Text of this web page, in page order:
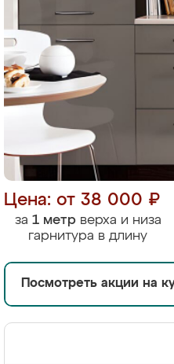
Цена: от 38 000 ₽
за 1 метрверха и низа
гарнитура в длину
Посмотреть акции на